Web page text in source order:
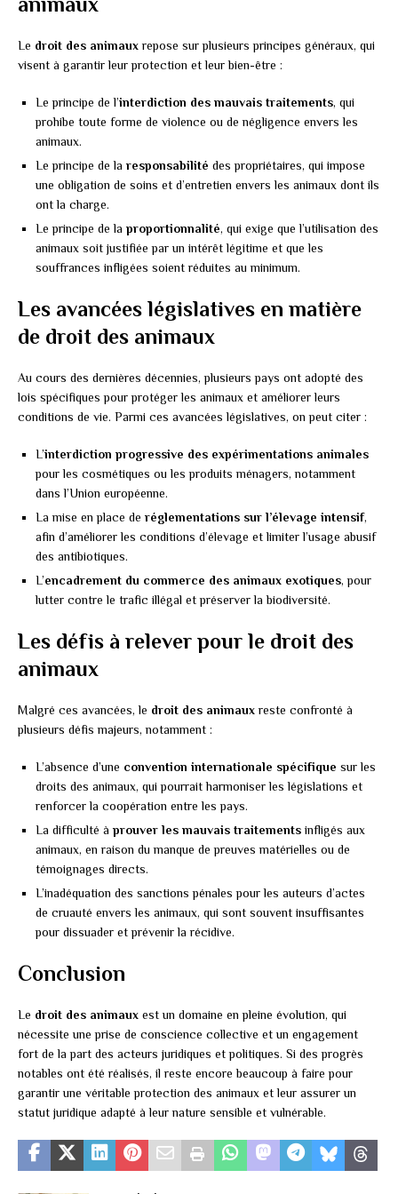
Le droit des animauxrepose sur plusieurs principes généraux, qui
visent à garantir leur protection et leur bien-être :
Le principe de l’interdiction des mauvais traitements, qui
prohibe toute forme de violence ou de négligence envers les
animaux.
Le principe de la responsabilité des propriétaires, qui impose
une obligation de soins et d’entretien envers les animaux dont ils
ont la charge.
Le principe de la proportionnalité, qui exige que l’utilisation des
animaux soit justifiée par un intérêt légitime et que les
souffrances infligées soient réduites au minimum.
Les avancées législatives en matière
de droit des animaux
Au cours des dernières décennies, plusieurs pays ont adopté des
lois spécifiques pour protéger les animaux et améliorer leurs
conditions de vie. Parmi ces avancées législatives, on peut citer :
L’interdiction progressive des expérimentations animales
pour les cosmétiques ou les produits ménagers, notamment
dans l’Union européenne.
La mise en place de réglementations sur l’élevage intensif,
afin d’améliorer les conditions d’élevage et limiter l’usage abusif
des antibiotiques.
L’encadrement du commerce des animaux exotiques, pour
lutter contre le trafic illégal et préserver la biodiversité.
Les défis à relever pour le droit des
animaux
Malgré ces avancées, le droit des animauxreste confronté à
plusieurs défis majeurs, notamment :
L’absence d’une convention internationale spécifique sur les
droits des animaux, qui pourrait harmoniser les législations et
renforcer la coopération entre les pays.
La difficulté à prouver les mauvais traitements infligés aux
animaux, en raison du manque de preuves matérielles ou de
témoignages directs.
L’inadéquation des sanctions pénales pour les auteurs d’actes
de cruauté envers les animaux, qui sont souvent insuffisantes
pour dissuader et prévenir la récidive.
Conclusion
Le droit des animaux est un domaine en pleine évolution, qui
nécessite une prise de conscience collective et un engagement
fort de la part des acteurs juridiques et politiques. Si des progrès
notables ont été réalisés, il reste encore beaucoup à faire pour
garantir une véritable protection des animaux et leur assurer un
statut juridique adapté à leur nature sensible et vulnérable.